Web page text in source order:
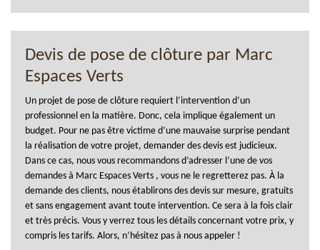
Devis de pose de clôture par Marc
Espaces Verts
Un projet de pose de clôture requiert l’intervention d’un
professionnel en la matière. Donc, cela implique également un
budget. Pour ne pas être victime d’une mauvaise surprise pendant
la réalisation de votre projet, demander des devis est judicieux.
Dans ce cas, nous vous recommandons d’adresser l’une de vos
demandes à Marc Espaces Verts , vous ne le regretterez pas. À la
demande des clients, nous établirons des devis sur mesure, gratuits
et sans engagement avant toute intervention. Ce sera à la fois clair
et très précis. Vous y verrez tous les détails concernant votre prix, y
compris les tarifs. Alors, n’hésitez pas à nous appeler !